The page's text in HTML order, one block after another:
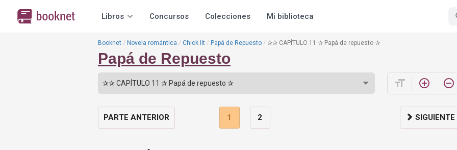
Libros Concursos Colecciones Mi biblioteca
Booknet Novela romántica Chick lit Papá de Repuesto ✰✰ CAPÍTULO 11 ✰ Papá de repuesto ✰
Papá de Repuesto
format_size add_circle_outline remove_circle_outline
PARTE ANTERIOR 1 2 SIGUIENTE